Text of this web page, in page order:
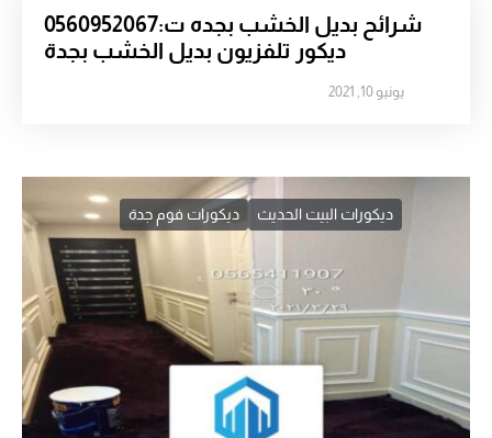
شرائح بديل الخشب بجده ت:0560952067
ديكور تلفزيون بديل الخشب بجدة
يونيو 10, 2021
ديكورات البيت الحديث ديكورات فوم جدة